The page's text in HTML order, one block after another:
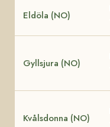
Eldöla (NO)
Gyllsjura (NO)
Kvålsdonna (NO)